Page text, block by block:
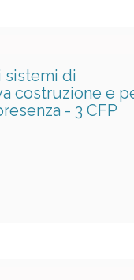
sistemi di
costruzione e
- 3 CFP